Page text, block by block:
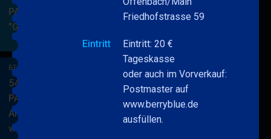
PARKSIDE STUDIOS
"Gypsy Jazz"
BLUE
BERRY BLUE & BAND
54. JAZZ Matinee in den
PARKSIDE STUDIOS
American Songbook
wunderbare Musik
Friedhofstrasse 59
Eintritt
Eintritt: 20 €
Tageskasse
oder auch im Vorverkauf:
Postmaster auf
www.berryblue.de
ausfüllen.